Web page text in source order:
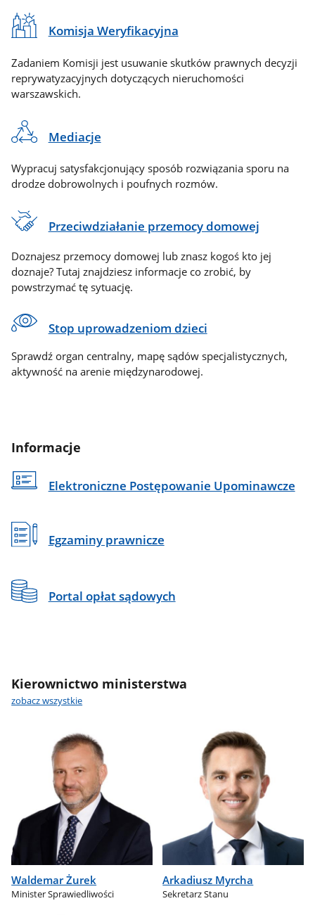
Komisja Weryfikacyjna
Zadaniem Komisji jest usuwanie skutków prawnych decyzji
reprywatyzacyjnych dotyczących nieruchomości
warszawskich.
Mediacje
Wypracuj satysfakcjonujący sposób rozwiązania sporu na
drodze dobrowolnych i poufnych rozmów.
Przeciwdziałanie przemocy domowej
Doznajesz przemocy domowej lub znasz kogoś kto jej
doznaje? Tutaj znajdziesz informacje co zrobić, by
powstrzymać tę sytuację.
Stop uprowadzeniom dzieci
Sprawdź organ centralny, mapę sądów specjalistycznych,
aktywność na arenie międzynarodowej.
Informacje
Elektroniczne Postępowanie Upominawcze
Egzaminy prawnicze
Portal opłat sądowych
Kierownictwo ministerstwa
zobacz wszystkie
Waldemar Żurek
Minister Sprawiedliwości
Arkadiusz Myrcha
Sekretarz Stanu